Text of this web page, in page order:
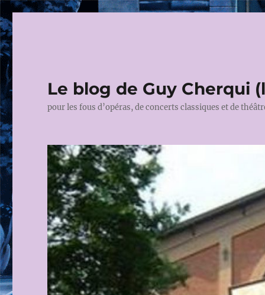
Le blog de Guy Cherqui
pour les fous d’opéras, de concerts classiques et de